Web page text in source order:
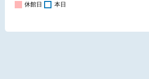
休館日 本日